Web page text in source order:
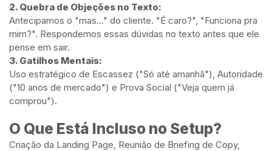
2. Quebra de Objeções no Texto:
Antecipamos o "mas..." do cliente. "É caro?", "Funciona pra
mim?". Respondemos essas dúvidas no texto antes que ele
pense em sair.
3. Gatilhos Mentais:
Uso estratégico de Escassez ("Só até amanhã"), Autoridade
("10 anos de mercado") e Prova Social ("Veja quem já
comprou").
O Que Está Incluso no Setup?
Criação da Landing Page, Reunião de Briefing de Copy,